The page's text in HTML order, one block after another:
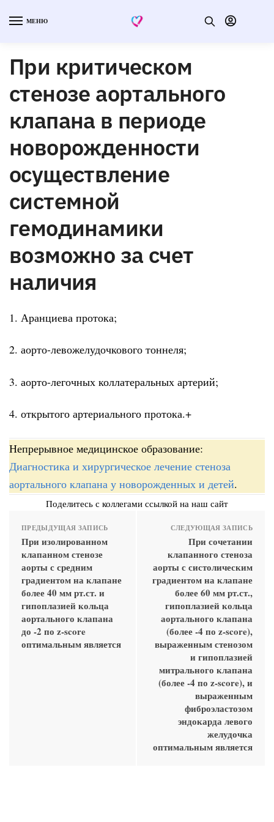
МЕНЮ
При критическом
стенозе аортального
клапана в периоде
новорожденности
осуществление
системной
гемодинамики
возможно за счет
наличия
1. Аранциева протока;
2. аорто-левожелудочкового тоннеля;
3. аорто-легочных коллатеральных артерий;
4. открытого артериального протока.+
Непрерывное медицинское образование:
Диагностика и хирургическое лечение стеноза
аортального клапана у новорожденных и детей.
Поделитесь с коллегами ссылкой на наш сайт
ПРЕДЫДУЩАЯ ЗАПИСЬ
При изолированном
клапанном стенозе
аорты с средним
градиентом на клапане
более 40 мм рт.ст. и
гипоплазией кольца
аортального клапана
до -2 по z-score
оптимальным является
СЛЕДУЮЩАЯ ЗАПИСЬ
При сочетании
клапанного стеноза
аорты с систолическим
градиентом на клапане
более 60 мм рт.ст.,
гипоплазией кольца
аортального клапана
(более -4 по z-score),
выраженным стенозом
и гипоплазией
митрального клапана
(более -4 по z-score), и
выраженным
фиброэластозом
эндокарда левого
желудочка
оптимальным является